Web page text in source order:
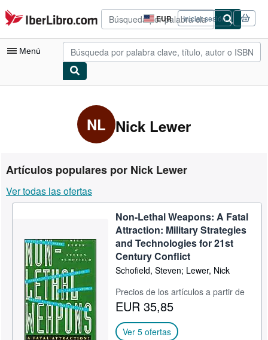
Pasar al contenido principal
IberLibro.com EUR
Preferencias
de
compra
del
Iniciar sesión
Menú
Consultar mis pedidos
Búsqueda avanzada
Libros antiguos
Arte y coleccionismo
Comenzar a vender
Ayuda
NL Nick Lewer
Artículos populares por Nick Lewer
Ver todas las ofertas
Non-Lethal Weapons: A Fatal
Attraction: Military Strategies
and Technologies for 21st
Century Conflict
Schofield, Steven; Lewer, Nick
Precios de los artículos a partir de
EUR 35,85
Ver 5 ofertas